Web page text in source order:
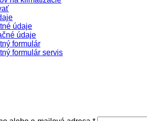
údaje
údaje
formulár
formulár servis